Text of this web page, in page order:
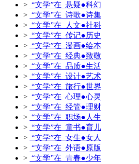
> “文学”在 悬疑●科幻
> “文学”在 诗歌●诗集
> “文学”在 人文●社科
> “文学”在 传记●历史
> “文学”在 漫画●绘本
> “文学”在 经典●致敬
> “文学”在 品质●生活
> “文学”在 设计●艺术
> “文学”在 旅行●世界
> “文学”在 心理●心灵
> “文学”在 经管●理财
> “文学”在 职场●人生
> “文学”在 童书●育儿
> “文学”在 女生●女人
> “文学”在 外语●原版
> “文学”在 青春●少年